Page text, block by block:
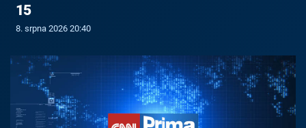
15
8. srpna 2026 20:40